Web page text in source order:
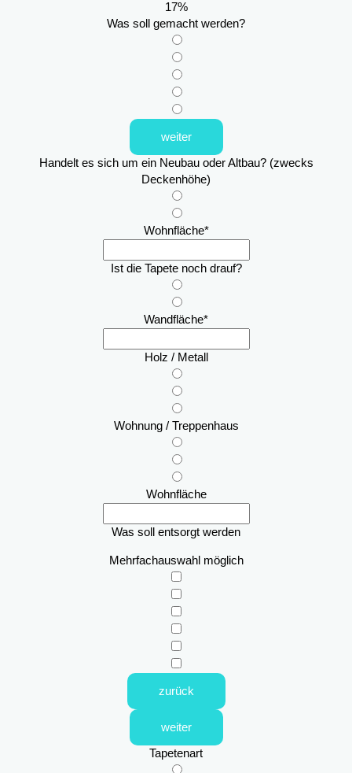
17%
Was soll gemacht werden?
weiter
Handelt es sich um ein Neubau oder Altbau? (zwecks
Deckenhöhe)
Wohnfläche*
Ist die Tapete noch drauf?
Wandfläche*
Holz / Metall
Wohnung / Treppenhaus
Wohnfläche
Was soll entsorgt werden
Mehrfachauswahl möglich
zurück
weiter
Tapetenart